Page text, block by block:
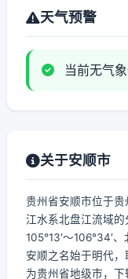
天气预警
当前无气
关于安顺市
贵州省安顺市位于
江水系北盘江流域
105°13′～106°34′、
安顺之名始于明代，
为贵州省地级市，